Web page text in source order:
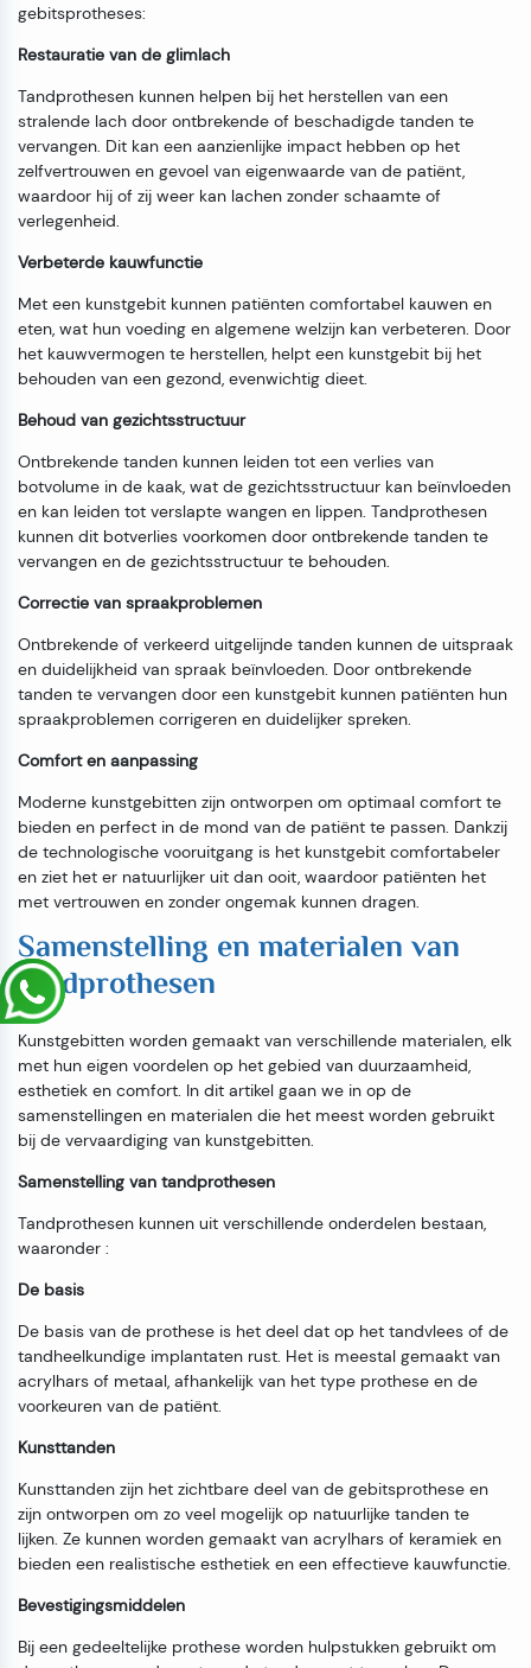
gebitsprotheses:
Restauratie van de glimlach
Tandprothesen kunnen helpen bij het herstellen van een
stralende lach door ontbrekende of beschadigde tanden te
vervangen. Dit kan een aanzienlijke impact hebben op het
zelfvertrouwen en gevoel van eigenwaarde van de patiënt,
waardoor hij of zij weer kan lachen zonder schaamte of
verlegenheid.
Verbeterde kauwfunctie
Met een kunstgebit kunnen patiënten comfortabel kauwen en
eten, wat hun voeding en algemene welzijn kan verbeteren. Door
het kauwvermogen te herstellen, helpt een kunstgebit bij het
behouden van een gezond, evenwichtig dieet.
Behoud van gezichtsstructuur
Ontbrekende tanden kunnen leiden tot een verlies van
botvolume in de kaak, wat de gezichtsstructuur kan beïnvloeden
en kan leiden tot verslapte wangen en lippen. Tandprothesen
kunnen dit botverlies voorkomen door ontbrekende tanden te
vervangen en de gezichtsstructuur te behouden.
Correctie van spraakproblemen
Ontbrekende of verkeerd uitgelijnde tanden kunnen de uitspraak
en duidelijkheid van spraak beïnvloeden. Door ontbrekende
tanden te vervangen door een kunstgebit kunnen patiënten hun
spraakproblemen corrigeren en duidelijker spreken.
Comfort en aanpassing
Moderne kunstgebitten zijn ontworpen om optimaal comfort te
bieden en perfect in de mond van de patiënt te passen. Dankzij
de technologische vooruitgang is het kunstgebit comfortabeler
en ziet het er natuurlijker uit dan ooit, waardoor patiënten het
met vertrouwen en zonder ongemak kunnen dragen.
Samenstelling en materialen van
tandprothesen
Kunstgebitten worden gemaakt van verschillende materialen, elk
met hun eigen voordelen op het gebied van duurzaamheid,
esthetiek en comfort. In dit artikel gaan we in op de
samenstellingen en materialen die het meest worden gebruikt
bij de vervaardiging van kunstgebitten.
Samenstelling van tandprothesen
Tandprothesen kunnen uit verschillende onderdelen bestaan,
waaronder :
De basis
De basis van de prothese is het deel dat op het tandvlees of de
tandheelkundige implantaten rust. Het is meestal gemaakt van
acrylhars of metaal, afhankelijk van het type prothese en de
voorkeuren van de patiënt.
Kunsttanden
Kunsttanden zijn het zichtbare deel van de gebitsprothese en
zijn ontworpen om zo veel mogelijk op natuurlijke tanden te
lijken. Ze kunnen worden gemaakt van acrylhars of keramiek en
bieden een realistische esthetiek en een effectieve kauwfunctie.
Bevestigingsmiddelen
Bij een gedeeltelijke prothese worden hulpstukken gebruikt om